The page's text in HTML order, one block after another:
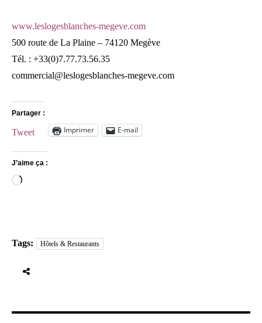
www.leslogesblanches-megeve.com
500 route de La Plaine – 74120 Megève
Tél. : +33(0)7.77.73.56.35
commercial@leslogesblanches-megeve.com
Partager :
Tweet Imprimer E-mail
J’aime ça :
Chargement…
Tags: Hôtels & Restaurants